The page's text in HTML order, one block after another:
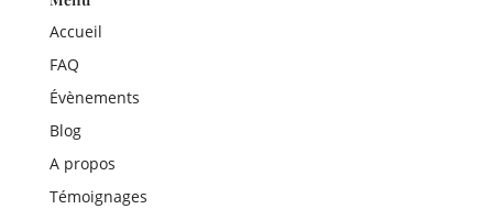
Accueil
FAQ
Évènements
Blog
A propos
Témoignages